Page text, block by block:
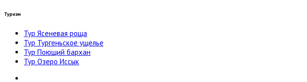
Туризм
Тур Ясеневая роща
Тур Тургеньское ущелье
Тур Поющий бархан
Тур Озеро Иссык